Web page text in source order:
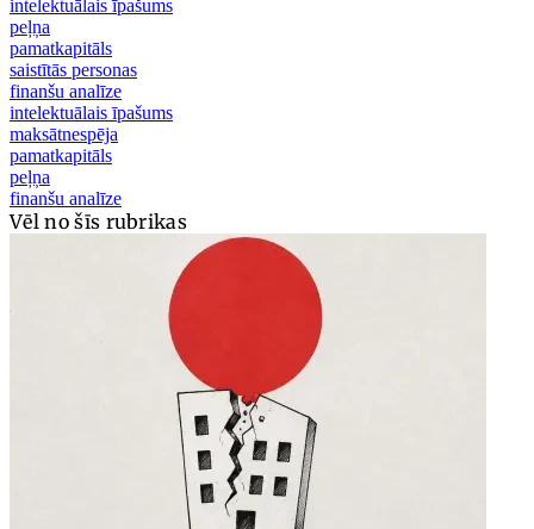
intelektuālais īpašums
peļņa
pamatkapitāls
saistītās personas
finanšu analīze
intelektuālais īpašums
maksātnespēja
pamatkapitāls
peļņa
finanšu analīze
Vēl no šīs rubrikas